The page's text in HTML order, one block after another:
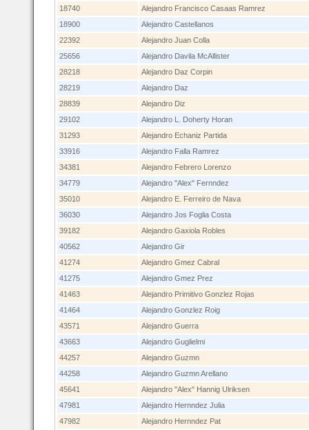
18740
Alejandro Francisco Casaas Ramrez
18900
Alejandro Castellanos
22392
Alejandro Juan Colla
25656
Alejandro Davila McAllister
28218
Alejandro Daz Corpin
28219
Alejandro Daz
28839
Alejandro Diz
29102
Alejandro L. Doherty Horan
31293
Alejandro Echaniz Partida
33916
Alejandro Falla Ramrez
34381
Alejandro Febrero Lorenzo
34779
Alejandro "Alex" Fernndez
35010
Alejandro E. Ferreiro de Nava
36030
Alejandro Jos Foglia Costa
39182
Alejandro Gaxiola Robles
40562
Alejandro Gir
41274
Alejandro Gmez Cabral
41275
Alejandro Gmez Prez
41463
Alejandro Primitivo Gonzlez Rojas
41464
Alejandro Gonzlez Roig
43571
Alejandro Guerra
43663
Alejandro Guglielmi
44257
Alejandro Guzmn
44258
Alejandro Guzmn Arellano
45641
Alejandro "Alex" Hannig Ulriksen
47981
Alejandro Hernndez Julia
47982
Alejandro Hernndez Pat